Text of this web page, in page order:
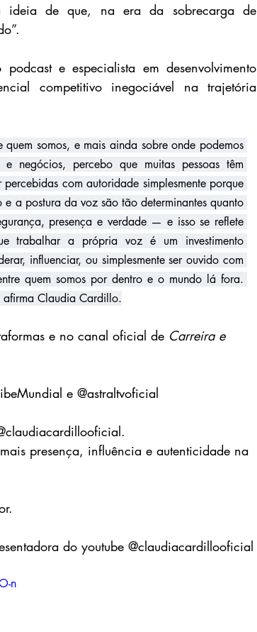
ideia de que, na era da sobrecarga de
e especialista em desenvolvimento
competitivo inegociável na trajetória
somos, e mais ainda sobre onde podemos
negócios, percebo que muitas pessoas têm
com autoridade simplesmente porque
a postura da voz são tão determinantes quanto
presença e verdade — e isso se reflete
trabalhar a própria voz é um investimento
influenciar, ou simplesmente ser ouvido com
quem somos por dentro e o mundo lá fora.
afirma Claudia Cardillo.
e no canal oficial de Carreira e
e @astraltvoficial
presença, influência e autenticidade na
n